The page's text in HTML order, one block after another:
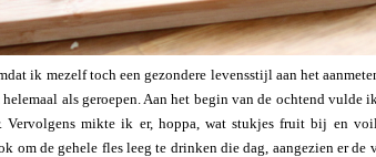
ik mezelf toch een gezondere levensstijl aan het
als geroepen. Aan het begin van de ochtend vulde
Vervolgens mikte ik er, hoppa, wat stukjes fruit bij en
om de gehele fles leeg te drinken die dag, aangezien er de